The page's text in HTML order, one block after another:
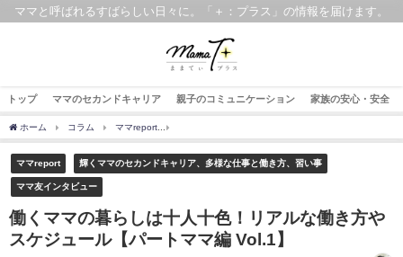
ママと呼ばれるすばらしい日々に。「＋：プラス」の情報を届けます。
トップ ママのセカンドキャリア 親子のコミュニケーション 家族の安心・安全
ホーム コラム ママreport
ママreport 輝くママのセカンドキャリア、多様な仕事と働き方、習い事
ママ友インタビュー
働くママの暮らしは十人十色！リアルな働き方や
スケジュール【パートママ編 Vol.1】